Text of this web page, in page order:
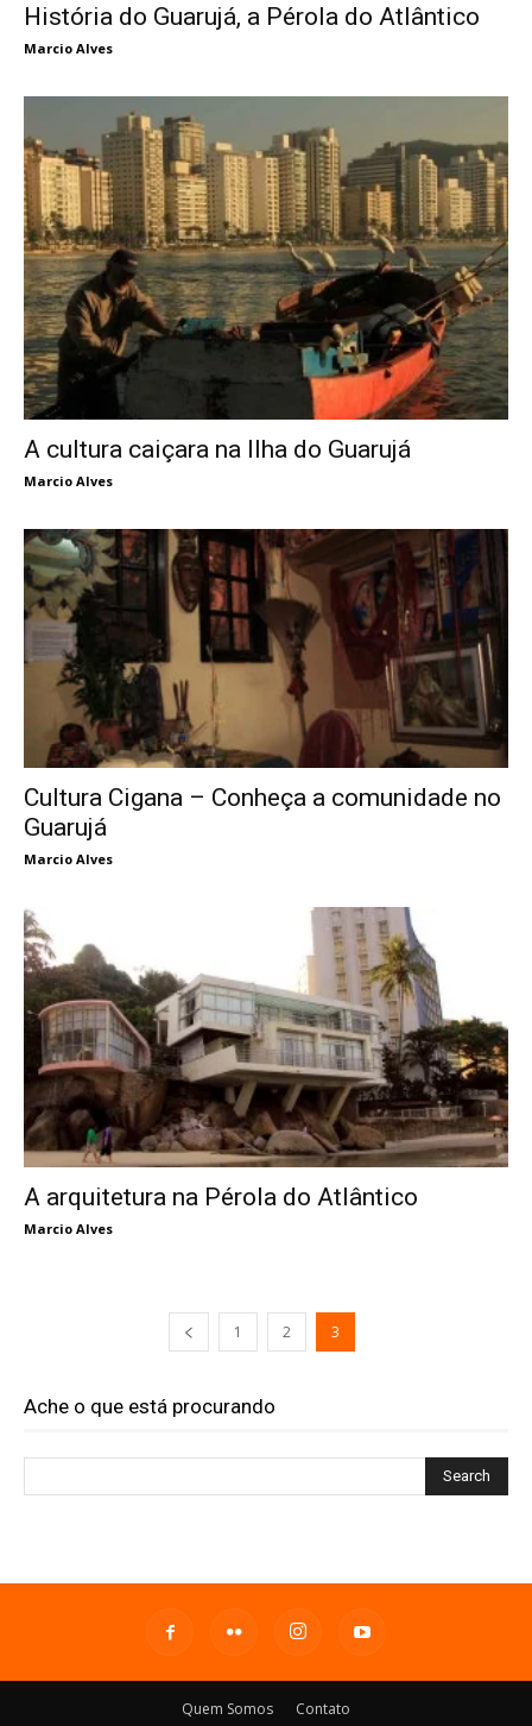
História do Guarujá, a Pérola do Atlântico
Marcio Alves
A cultura caiçara na Ilha do Guarujá
Marcio Alves
Cultura Cigana – Conheça a comunidade no
Guarujá
Marcio Alves
A arquitetura na Pérola do Atlântico
Marcio Alves
1 2 3
Ache o que está procurando
Quem Somos Contato